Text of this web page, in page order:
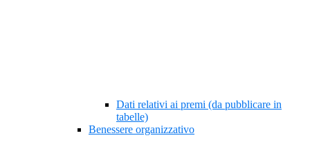
Dati relativi ai premi (da pubblicare in
tabelle)
Benessere organizzativo